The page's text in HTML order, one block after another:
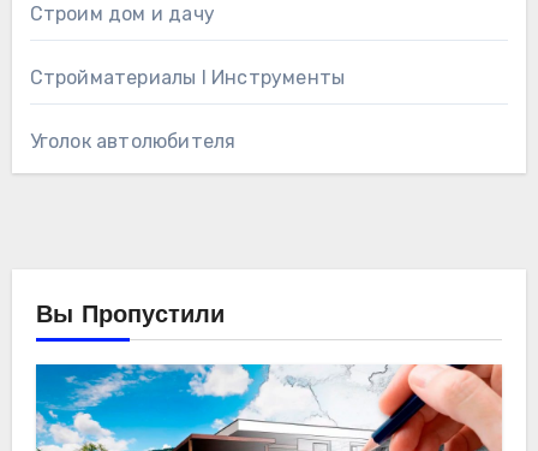
Строим дом и дачу
Стройматериалы l Инструменты
Уголок автолюбителя
Вы Пропустили